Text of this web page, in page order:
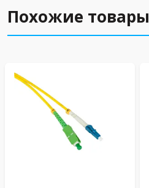
Похожие товары